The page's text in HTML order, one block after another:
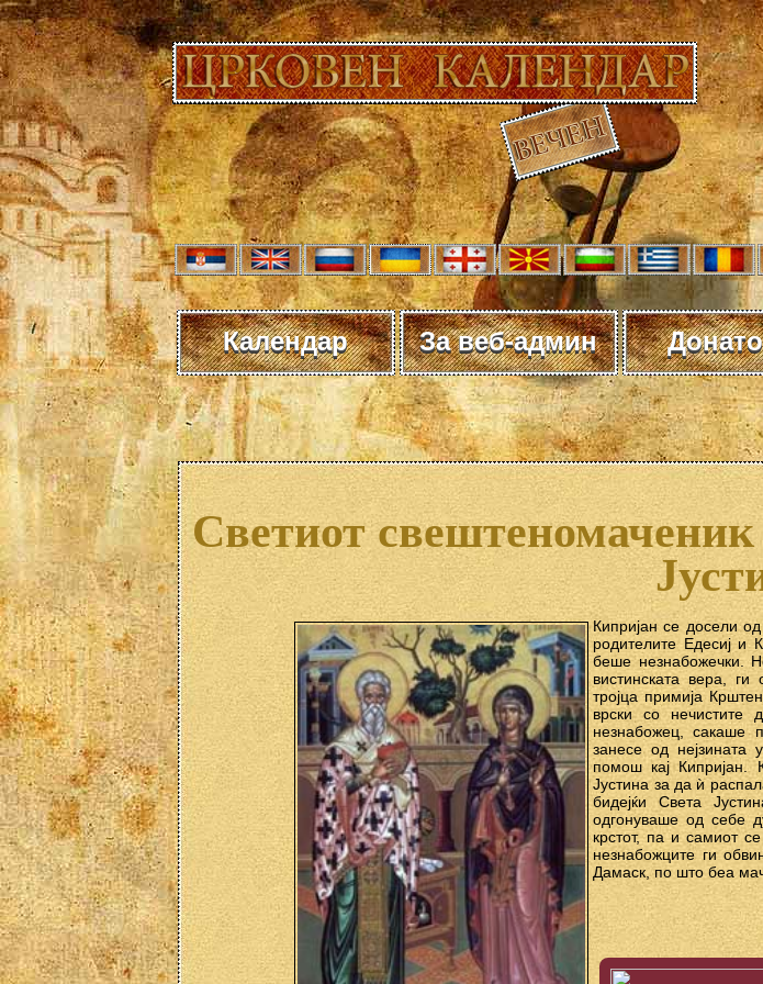
Календар За веб-админ
Светиот
Кипријан се досели
родителите Едесиј и
беше незнабожечки.
вистинската вера,
тројца примија
врски со нечистите
незнабожец, сакаше
занесе од нејзината
помош кај Кипријан.
Јустина за да ѝ
бидејќи Света
одгонуваше од себе
крстот, па и самиот
незнабожците ги
Дамаск, по што беа